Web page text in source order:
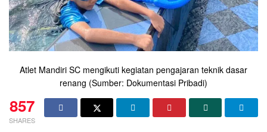
Atlet Mandiri SC mengikuti kegiatan pengajaran teknik dasar
renang (Sumber: Dokumentasi Pribadi)
857
SHARES